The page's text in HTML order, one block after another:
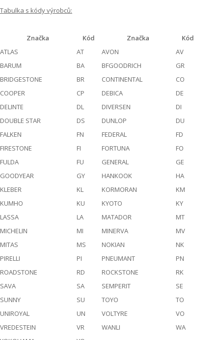
Tabulka s kódy výrobců:
Značka Kód Značka
Kód
ATLAS
AT AVON
AV
BARUM
BA BFGOODRICH
GR
BRIDGESTONE
BR CONTINENTAL
CO
COOPER
CP DEBICA
DE
DELINTE
DL DIVERSEN
DI
DOUBLE STAR
DS DUNLOP
DU
FALKEN
FN FEDERAL
FD
FIRESTONE
FI FORTUNA
FO
FULDA
FU GENERAL
GE
GOODYEAR
GY HANKOOK
HA
KLEBER
KL KORMORAN
KM
KUMHO
KU KYOTO
KY
LASSA
LA MATADOR
MT
MICHELIN
MI MINERVA
MV
MITAS
MS NOKIAN
NK
PIRELLI
PI PNEUMANT
PN
ROADSTONE
RD ROCKSTONE
RK
SAVA
SA SEMPERIT
SE
SUNNY
SU TOYO
TO
UNIROYAL
UN VOLTYRE
VO
VREDESTEIN
VR WANLI
WA